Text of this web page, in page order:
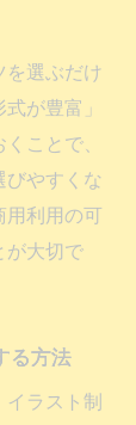
を選ぶだけ
が豊富」
ことで、
びやすくな
用利用の可
が大切で
る方法
ラスト制